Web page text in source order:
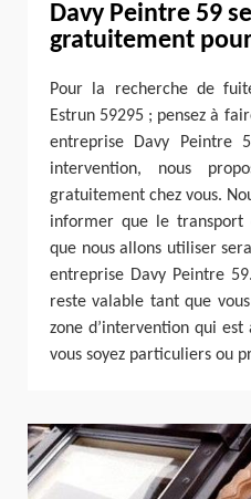
Davy Peintre 59
gratuitement
Pour la recherche de
Estrun 59295 ; pensez à
entreprise Davy Peintre
intervention, nous
gratuitement chez vous.
informer que le transport
que nous allons utiliser
entreprise Davy Peintre
reste valable tant que
zone d’intervention qui
vous soyez particuliers ou